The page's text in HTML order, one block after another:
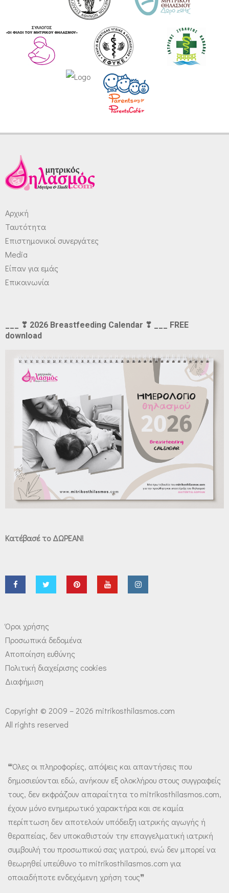
Αρχική
Ταυτότητα
Επιστημονικοί συνεργάτες
Media
Είπαν για εμάς
Επικοινωνία
___ ❣ 2026 Breastfeeding Calendar ❣ ___ FREE
download
Κατέβασέ το ΔΩΡΕΑΝ!
Όροι χρήσης
Προσωπικά δεδομένα
Αποποίηση ευθύνης
Πολιτική διαχείρισης cookies
Διαφήμιση
Copyright © 2009 – 2026 mitrikosthilasmos.com
All rights reserved
❝Όλες οι πληροφορίες, απόψεις και απαντήσεις που
δημοσιεύονται εδώ, ανήκουν εξ ολοκλήρου στους συγγραφείς
τους, δεν εκφράζουν απαραίτητα το mitrikosthilasmos.com,
έχουν μόνο ενημερωτικό χαρακτήρα και σε καμία
περίπτωση δεν αποτελούν υπόδειξη ιατρικής αγωγής ή
θεραπείας, δεν υποκαθιστούν την επαγγελματική ιατρική
συμβουλή του προσωπικού σας γιατρού, ενώ δεν μπορεί να
θεωρηθεί υπεύθυνο το mitrikosthilasmos.com για
οποιαδήποτε ενδεχόμενη χρήση τους❞